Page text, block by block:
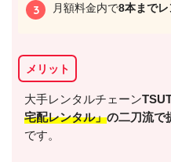
月額料金内で8本まで
メリット
大手レンタルチェーン
宅配レンタル」の二刀流で
です。